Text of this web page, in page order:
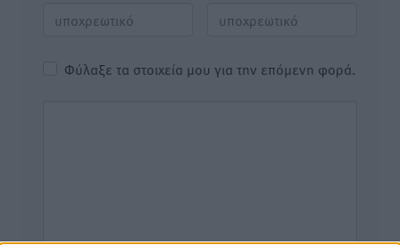
Φύλαξε τα στοιχεία μου για την επόμενη φορά.